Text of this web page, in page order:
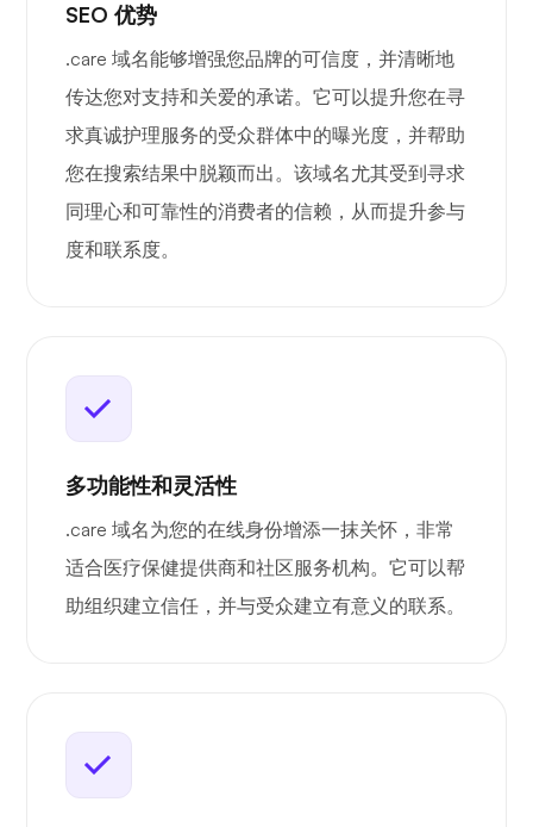
SEO 优势
.care 域名能够增强您品牌的可信度，并清晰地
传达您对支持和关爱的承诺。它可以提升您在寻
求真诚护理服务的受众群体中的曝光度，并帮助
您在搜索结果中脱颖而出。该域名尤其受到寻求
同理心和可靠性的消费者的信赖，从而提升参与
度和联系度。
多功能性和灵活性
.care 域名为您的在线身份增添一抹关怀，非常
适合医疗保健提供商和社区服务机构。它可以帮
助组织建立信任，并与受众建立有意义的联系。